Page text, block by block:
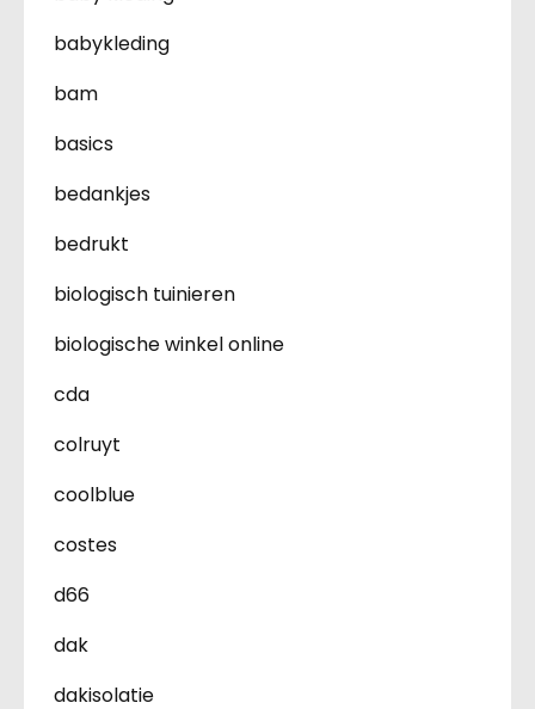
babykleding
bam
basics
bedankjes
bedrukt
biologisch tuinieren
biologische winkel online
cda
colruyt
coolblue
costes
d66
dak
dakisolatie